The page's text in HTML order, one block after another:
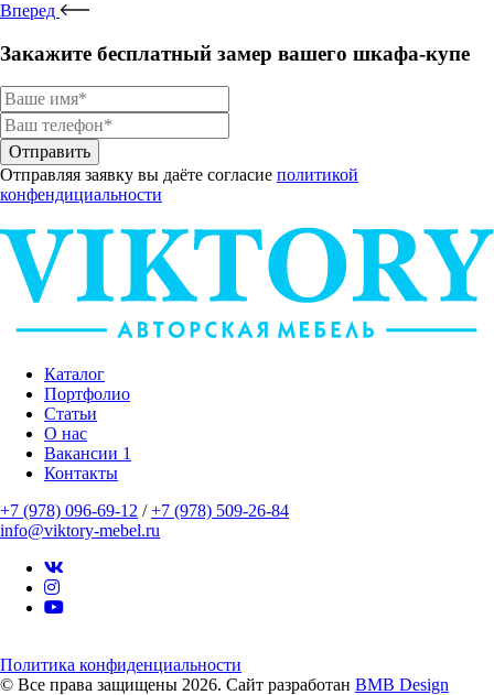
Вперед
Закажите бесплатный замер вашего шкафа-купе
Отправить
Отправляя заявку вы даёте согласие политикой
конфендициальности
Каталог
Портфолио
Статьи
О нас
Вакансии 1
Контакты
+7 (978) 096-69-12 / +7 (978) 509-26-84
info@viktory-mebel.ru
Политика конфиденциальности
© Все права защищены 2026. Сайт разработан BMB Design